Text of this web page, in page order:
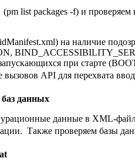
(pm list packages -f) и
на наличие
при старте
вызовов API для перехвата
данных
данные в XML-
Также проверяем базы